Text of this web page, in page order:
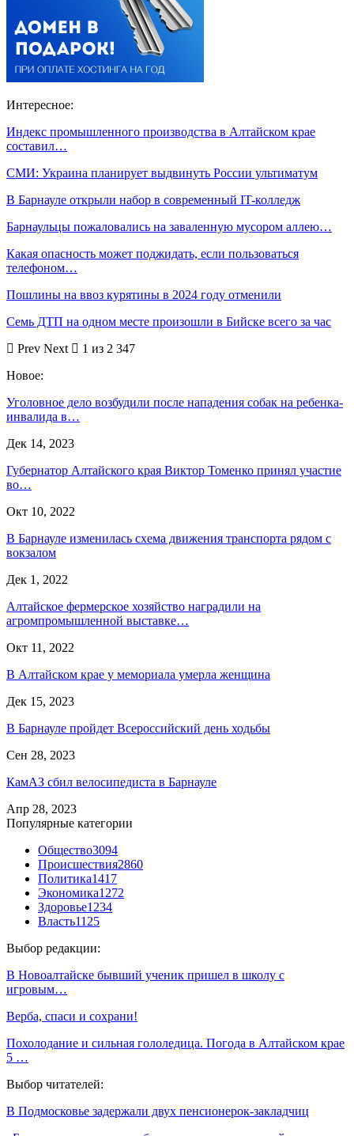
Интересное:
Индекс промышленного производства в Алтайском крае
составил…
СМИ: Украина планирует выдвинуть России ультиматум
В Барнауле открыли набор в современный IT-колледж
Барнаульцы пожаловались на заваленную мусором аллею…
Какая опасность может поджидать, если пользоваться
телефоном…
Пошлины на ввоз курятины в 2024 году отменили
Семь ДТП на одном месте произошли в Бийске всего за час
Prev Next
1 из 2 347
Новое:
Уголовное дело возбудили после нападения собак на ребенка-
инвалида в…
Дек 14, 2023
Губернатор Алтайского края Виктор Томенко принял участие
во…
Окт 10, 2022
В Барнауле изменилась схема движения транспорта рядом с
вокзалом
Дек 1, 2022
Алтайское фермерское хозяйство наградили на
агромпромышленной выставке…
Окт 11, 2022
В Алтайском крае у мемориала умерла женщина
Дек 15, 2023
В Барнауле пройдет Всероссийский день ходьбы
Сен 28, 2023
КамАЗ сбил велосипедиста в Барнауле
Апр 28, 2023
Популярные категории
Общество3094
Происшествия2860
Политика1417
Экономика1272
Здоровье1234
Власть1125
Выбор редакции:
В Новоалтайске бывший ученик пришел в школу с
игровым…
Верба, спаси и сохрани!
Похолодание и сильная гололедица. Погода в Алтайском крае
5 …
Выбор читателей:
В Подмосковье задержали двух пенсионерок-закладчиц